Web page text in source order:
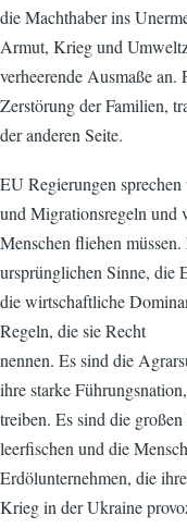
die Machthaber ins
Armut, Krieg und
verheerende Ausmaße
Zerstörung der Familien,
der anderen Seite.
EU Regierungen
und Migrationsregeln und
Menschen fliehen
ursprünglichen Sinne, die
die wirtschaftliche
Regeln, die sie Recht
nennen. Es sind die
ihre starke
treiben. Es sind die
leerfischen und die
Erdölunternehmen, die
Krieg in der Ukraine